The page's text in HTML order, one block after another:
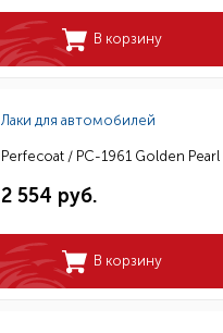
В корзину
Лаки для автомобилей
Perfecoat / PC-1961 Golden Pearl
2 554 руб.
В корзину